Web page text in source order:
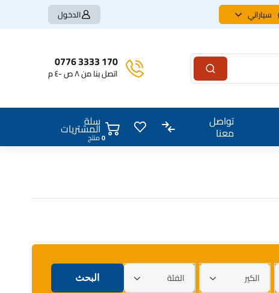
سياراتي الدخول
170 3333 0776
اتصل بنا من ٨ ص -٤ م
تواصل
معنا
سلة
المشتريات0منتج
الكير الفئة